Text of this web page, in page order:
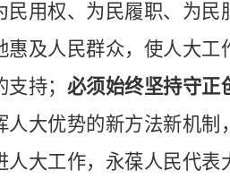
民用权、为民履职、为民
惠及人民群众，使人大工
持； 必须始终坚持守正
人大优势的新方法新机制
人大工作，永葆人民代表